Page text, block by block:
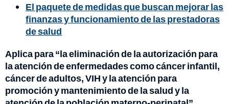
El paquete de medidas que buscan mejorar las
finanzas y funcionamiento de las prestadoras
de salud
Aplica para “la eliminación de la autorización para
la atención de enfermedades como cáncer infantil,
cáncer de adultos, VIH y la atención para
promoción y mantenimiento de la salud y la